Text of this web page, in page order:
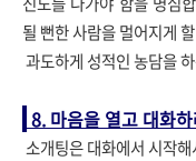
될 뻔한 사람을 멀어지게
과도하게 성적인 농담을
8. 마음을 열고 대화
소개팅은 대화에서 시작